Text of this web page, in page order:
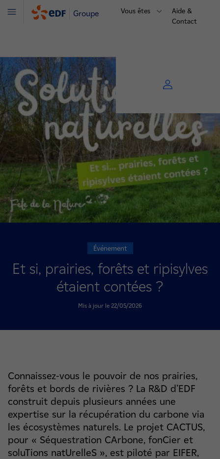
Groupe Vous êtes
Aide &
Contact
Menu
Événement
Et si, prairies, forêts et ripisylves
étaient contées ?
Mis à jour le 22/05/2026
Connaissez-vous le pouvoir de nos prairies,
forêts et bords de rivières ? La R&D d’EDF
construit depuis plusieurs années une
expertise sur la récupération du carbone via
les écosystèmes naturels. Le projet CACTUS,
pour « Séquestration CArbone, fonCier et
soluTions natUrelleS », est piloté par EIFER,